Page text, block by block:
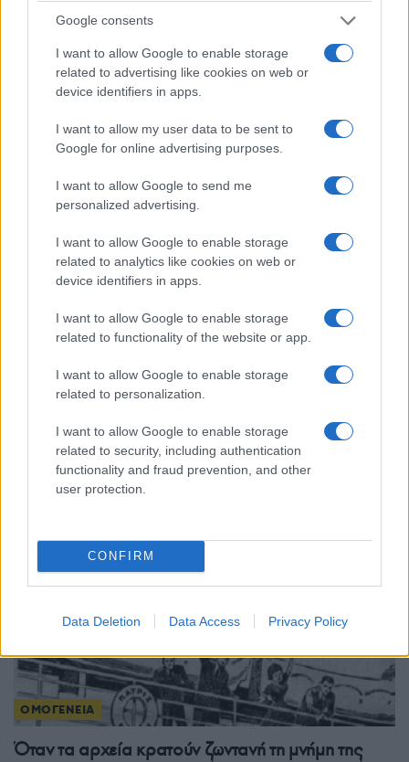
Google consents
I want to allow Google to enable storage
related to advertising like cookies on web or
device identifiers in apps.
I want to allow my user data to be sent to
Google for online advertising purposes.
I want to allow Google to send me
personalized advertising.
I want to allow Google to enable storage
related to analytics like cookies on web or
device identifiers in apps.
I want to allow Google to enable storage
related to functionality of the website or app.
I want to allow Google to enable storage
related to personalization.
I want to allow Google to enable storage
related to security, including authentication
functionality and fraud prevention, and other
user protection.
CONFIRM
Data Deletion Data Access Privacy Policy
Αυστραλία: Η Αρχιεπισκοπή καλεί τους ομογενείς
να δηλώσουν «Greek Orthodox» στην Απογραφή
3/08/2026 - 3:04μμ
Από την Ελλάδα στη Μελβούρνη: Οι ιστορίες των
Ελλήνων μεταναστών μέσα από 500 αντικείμενα –
Η ζωή, οι μνήμες και τα «φυλαχτά» μιας
ολόκληρης γενιάς
2/08/2026 - 10:01πμ
ΟΜΟΓΕΝΕΙΑ
Όταν τα αρχεία κρατούν ζωντανή τη μνήμη της